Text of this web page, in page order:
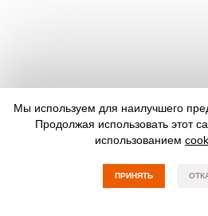
Мы используем для наилучшего
Продолжая использовать этот
использованием
ПРИНЯТЬ